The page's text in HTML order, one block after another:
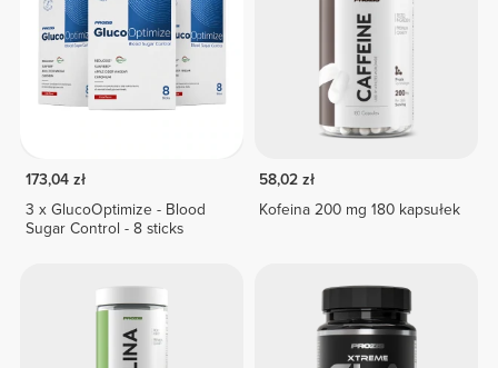
173,04 zł
3 x GlucoOptimize - Blood
Sugar Control - 8 sticks
58,02 zł
Kofeina 200 mg 180 kapsułek